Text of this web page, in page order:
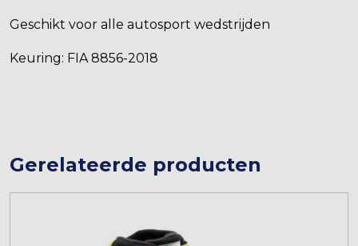
Geschikt voor alle autosport wedstrijden
Keuring: FIA 8856-2018
Gerelateerde producten